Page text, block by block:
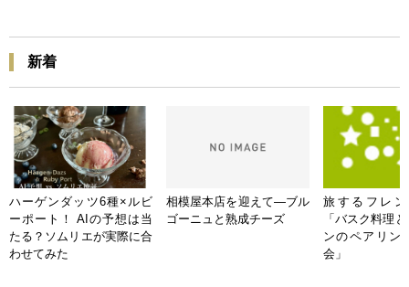
新着
ハーゲンダッツ6種×ルビ
ーポート！ AIの予想は当
たる？ソムリエが実際に合
わせてみた
相模屋本店を迎えて―ブル
ゴーニュと熟成チーズ
旅するフレン
「バスク料理
ンのペアリン
会」